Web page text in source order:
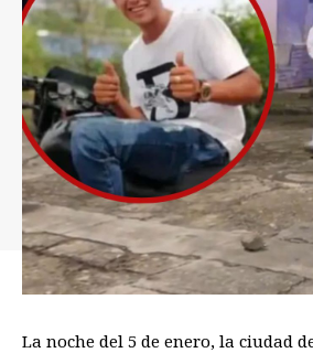
La noche del 5 de enero, la ciudad